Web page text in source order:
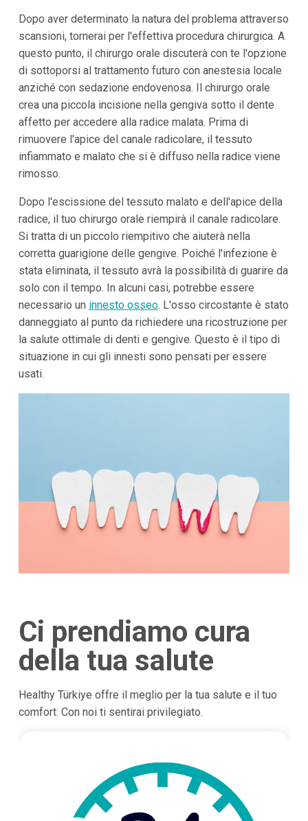
Dopo aver determinato la natura del problema attraverso
scansioni, tornerai per l'effettiva procedura chirurgica. A
questo punto, il chirurgo orale discuterà con te l'opzione
di sottoporsi al trattamento futuro con anestesia locale
anziché con sedazione endovenosa. Il chirurgo orale
crea una piccola incisione nella gengiva sotto il dente
affetto per accedere alla radice malata. Prima di
rimuovere l'apice del canale radicolare, il tessuto
infiammato e malato che si è diffuso nella radice viene
rimosso.
Dopo l'escissione del tessuto malato e dell'apice della
radice, il tuo chirurgo orale riempirà il canale radicolare.
Si tratta di un piccolo riempitivo che aiuterà nella
corretta guarigione delle gengive. Poiché l'infezione è
stata eliminata, il tessuto avrà la possibilità di guarire da
solo con il tempo. In alcuni casi, potrebbe essere
necessario un innesto osseo. L'osso circostante è stato
danneggiato al punto da richiedere una ricostruzione per
la salute ottimale di denti e gengive. Questo è il tipo di
situazione in cui gli innesti sono pensati per essere
usati.
Ci prendiamo cura
della tua salute
Healthy Türkiye offre il meglio per la tua salute e il tuo
comfort. Con noi ti sentirai privilegiato.